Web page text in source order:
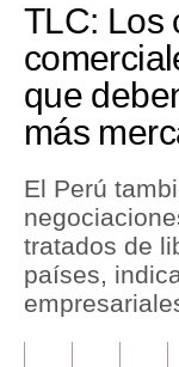
Perú
Política
Tu Dinero
Finanzas
Inmobiliarias
Plus G
TLC: Los
que
más
El Perú
tratados de
países,